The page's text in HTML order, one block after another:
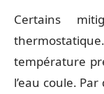
Certains
température
l’eau coule.